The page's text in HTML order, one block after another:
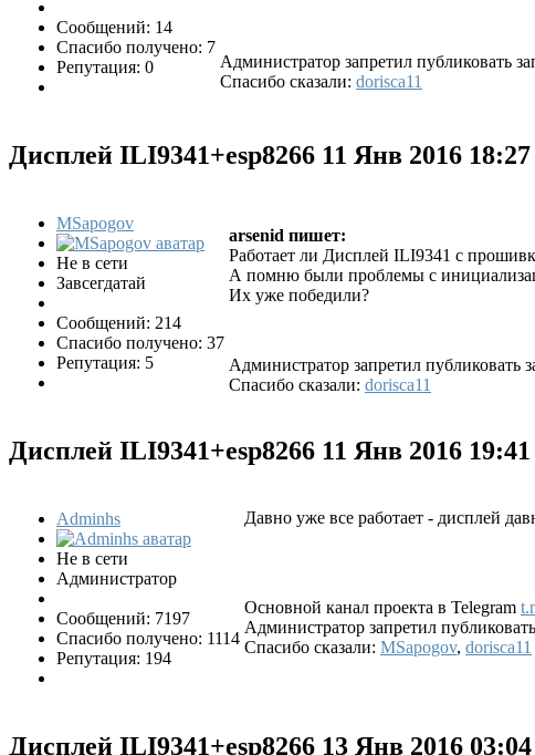
Сообщений: 14
Спасибо получено: 7
Репутация: 0
Администратор запретил публиковать
Спасибо сказали: dorisca11
Дисплей ILI9341+esp8266 11 Янв 2016 18:27
MSapogov
Не в сети
Завсегдатай
Сообщений: 214
Спасибо получено: 37
Репутация: 5
arsenid пишет:
Работает ли Дисплей ILI9341 с
А помню были проблемы с
Их уже победили?
Администратор запретил публиковать
Спасибо сказали: dorisca11
Дисплей ILI9341+esp8266 11 Янв 2016 19:41
Adminhs
Не в сети
Администратор
Сообщений: 7197
Спасибо получено: 1114
Репутация: 194
Давно уже все работает - дисплей
Основной канал проекта в Telegram
Администратор запретил
Спасибо сказали: MSapogov, dorisca11
Дисплей ILI9341+esp8266 13 Янв 2016 03:04